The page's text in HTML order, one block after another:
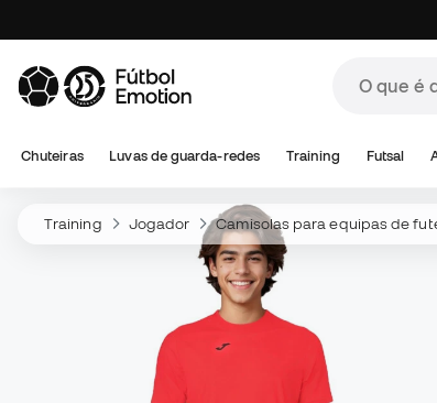
Chuteiras Luvas de guarda-redes Training Futsal
Training Jogador Camisolas para equipas de